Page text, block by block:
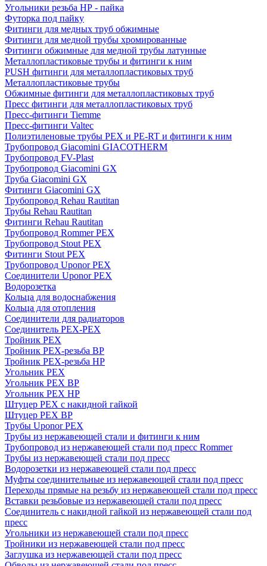
Угольники резьба НР - пайка
Футорка под пайку
Фитинги для медных труб обжимные
Фитинги для медной трубы хромированные
Фитинги обжимные для медной трубы латунные
Металлопластиковые трубы и фитинги к ним
PUSH фитинги для металлопластиковых труб
Металлопластиковые трубы
Обжимные фитинги для металлопластиковых труб
Пресс фитинги для металлопластиковых труб
Пресс-фитинги Tiemme
Пресс-фитинги Valtec
Полиэтиленовые трубы PEX и PE-RT и фитинги к ним
Трубопровод Giacomini GIACOTHERM
Трубопровод FV-Plast
Трубопровод Giacomini GX
Труба Giacomini GX
Фитинги Giacomini GX
Трубопровод Rehau Rautitan
Трубы Rehau Rautitan
Фитинги Rehau Rautitan
Трубопровод Rommer PEX
Трубопровод Stout PEX
Фитинги Stout PEX
Трубопровод Uponor PEX
Соединители Uponor PEX
Водорозетка
Кольца для водоснабжения
Кольца для отопления
Соединители для радиаторов
Соединитель PEX-PEX
Тройник PEX
Тройник PEX-резьба ВР
Тройник PEX-резьба НР
Угольник PEX
Угольник PEX ВР
Угольник PEX НР
Штуцер PEX c накидной гайкой
Штуцер PEX ВР
Трубы Uponor PEX
Трубы из нержавеющей стали и фитинги к ним
Трубопровод из нержавеющей стали под пресс Rommer
Трубы из нержавеющей стали под пресс
Водорозетки из нержавеющей стали под пресс
Муфты соединительные из нержавеющей стали под пресс
Переходы прямые на резьбу из нержавеющей стали под пресс
Вставки резьбовые из нержавеющей стали под пресс
Соединитель с накидной гайкой из нержавеющей стали под
пресс
Угольники из нержавеющей стали под пресс
Тройники из нержавеющей стали под пресс
Заглушка из нержавеющей стали под пресс